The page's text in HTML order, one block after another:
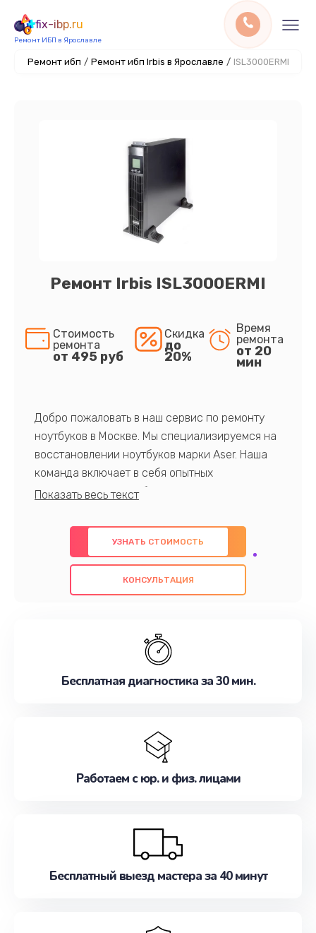
fix-ibp.ru
Ремонт ИБП в Ярославле
Ремонт ибп / Ремонт ибп Irbis в Ярославле / ISL3000ERMI
Ремонт Irbis ISL3000ERMI
Стоимость
ремонта
от 495 руб
Скидка
до
20%
Время
ремонта
от 20
мин
Добро пожаловать в наш сервис по ремонту
ноутбуков в Москве. Мы специализируемся на
восстановлении ноутбуков марки Aser. Наша
команда включает в себя опытных
профессионалов с обширными знаниями и
предлагаем быстрый и качественный ремонт с
использованием оригинальных компонентов, а
также гарантируем качество всех
проведенных работ. Наша цель - предоставить
наилучшим образом. Не медлите записаться на
УЗНАТЬ СТОИМОСТЬ
КОНСУЛЬТАЦИЯ
Бесплатная диагностика за 30 мин.
Работаем с юр. и физ. лицами
Бесплатный выезд мастера за 40 минут